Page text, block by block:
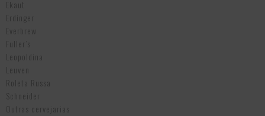
Ekaut
Erdinger
Everbrew
Fuller’s
Leopoldina
Leuven
Roleta Russa
Schneider
Outras cervejarias